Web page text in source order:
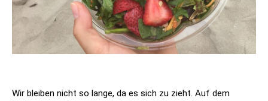
Wir bleiben nicht so lange, da es sich zu zieht. Auf dem